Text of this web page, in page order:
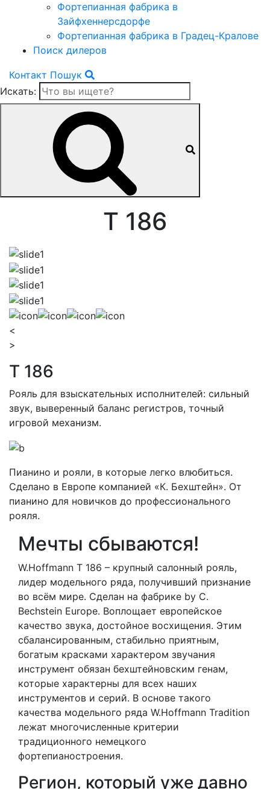
Фортепианная фабрика в
Зайфхеннерсдорфе
Фортепианная фабрика в Градец-Кралове
Поиск дилеров
Контакт Пошук
Искать:
T 186
<
>
T 186
Рояль для взыскательных исполнителей: сильный
звук, выверенный баланс регистров, точный
игровой механизм.
Пианино и рояли, в которые легко влюбиться.
Сделано в Европе компанией «К. Бехштейн». От
пианино для новичков до профессионального
рояля.
Мечты сбываются!
W.Hoffmann T 186 – крупный салонный рояль,
лидер модельного ряда, получивший признание
во всём мире. Сделан на фабрике by C.
Bechstein Europe. Bоплощает европейское
качество звука, достойное восхищения. Этим
сбалансированным, стабильно приятным,
богатым красками характером звучания
инструмент обязан бехштейновским генам,
которые характерны для всех наших
инструментов и серий. В oснове такого
качества модельного ряда W.Hoffmann Tradition
лежат многочисленные критерии
традиционного немецкого
фортепианостроения.
Регион, который уже давно